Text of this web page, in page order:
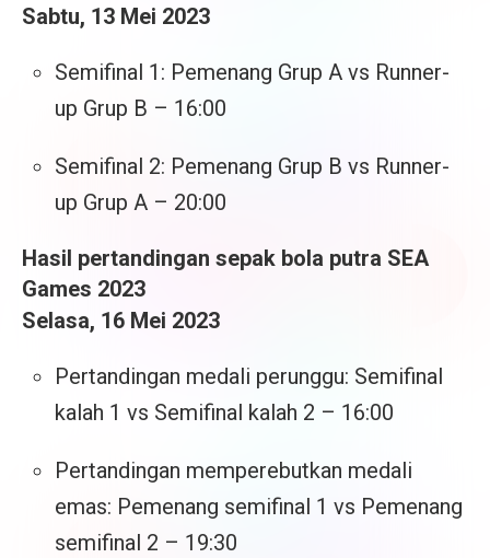
Sabtu, 13 Mei 2023
Semifinal 1: Pemenang Grup A vs Runner-
up Grup B – 16:00
Semifinal 2: Pemenang Grup B vs Runner-
up Grup A – 20:00
Hasil pertandingan sepak bola putra SEA
Games 2023
Selasa, 16 Mei 2023
Pertandingan medali perunggu: Semifinal
kalah 1 vs Semifinal kalah 2 – 16:00
Pertandingan memperebutkan medali
emas: Pemenang semifinal 1 vs Pemenang
semifinal 2 – 19:30